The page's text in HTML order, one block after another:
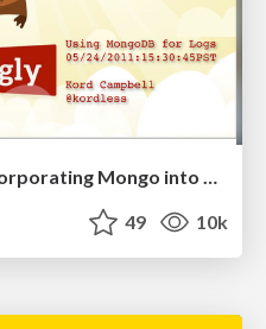
49 10k